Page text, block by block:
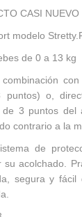
CASI NUEVO
modelo
de 0 a 13 kg
o,
3 puntos del
contrario a la
de
acolchado.
segura y fácil